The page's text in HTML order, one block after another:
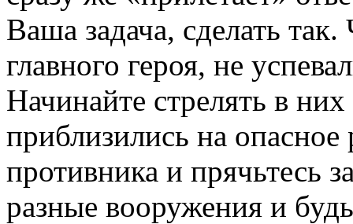
Ваша задача, сделать
главного героя, не
Начинайте стрелять в
приблизились на
противника и прячьтесь
разные вооружения и